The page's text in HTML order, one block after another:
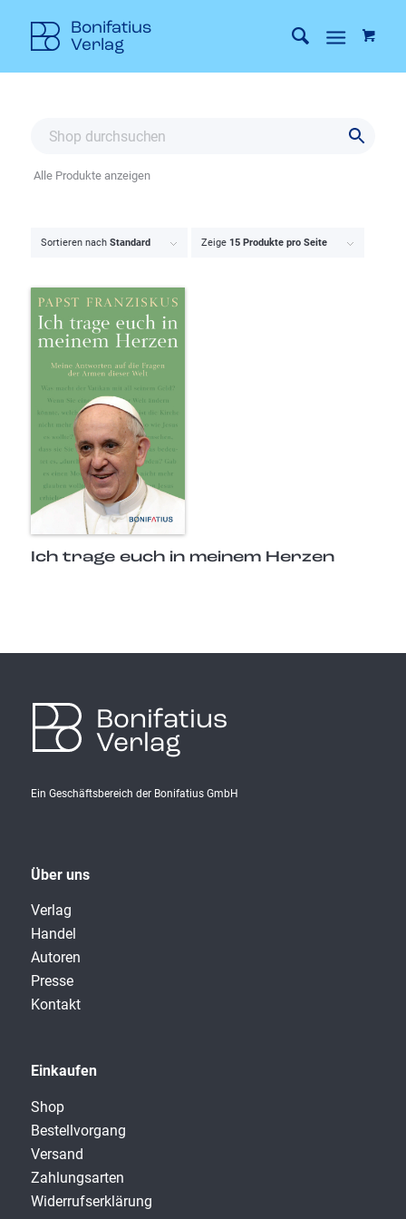
Sortieren nach Standard Zeige 15 Produkte pro Seite
Ich trage euch in meinem Herzen
Alle Produkte anzeigen
Bonifatius
Verlag
Ein Geschäftsbereich der Bonifatius GmbH
Über uns
Verlag
Handel
Autoren
Presse
Kontakt
Einkaufen
Shop
Bestellvorgang
Versand
Zahlungsarten
Widerrufserklärung